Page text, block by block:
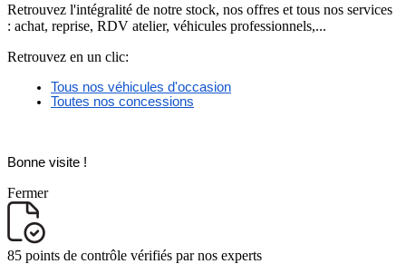
Retrouvez l'intégralité de notre stock, nos offres et tous nos services
: achat, reprise, RDV atelier, véhicules professionnels,...
Retrouvez en un clic:
Tous nos véhicules d'occasion
Toutes nos concessions
Bonne visite !
Fermer
85 points de contrôle vérifiés par nos experts